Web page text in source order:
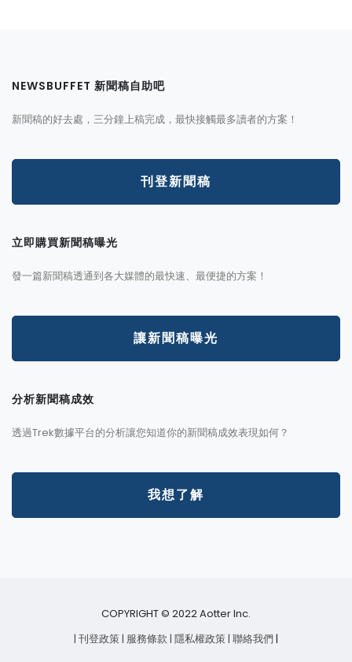
NEWSBUFFET 新聞稿自助吧
新聞稿的好去處，三分鐘上稿完成，最快接觸最多讀者的方案！
刊登新聞稿
立即購買新聞稿曝光
發一篇新聞稿透通到各大媒體的最快速、最便捷的方案！
讓新聞稿曝光
分析新聞稿成效
透過Trek數據平台的分析讓您知道你的新聞稿成效表現如何？
我想了解
COPYRIGHT © 2022 Aotter Inc.
| 刊登政策| 服務條款| 隱私權政策| 聯絡我們 |